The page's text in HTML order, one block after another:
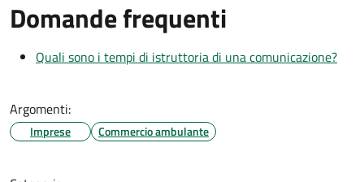
Domande frequenti
Quali sono i tempi di istruttoria di una comunicazione?
Argomenti:
Imprese Commercio ambulante